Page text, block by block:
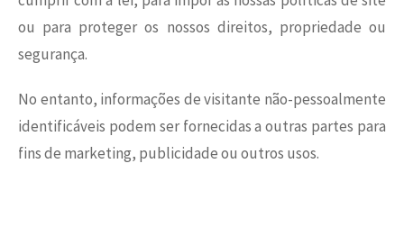
ou para proteger os nossos direitos, propriedade ou
segurança.
No entanto, informações de visitante não-pessoalmente
identificáveis podem ser fornecidas a outras partes para
fins de marketing, publicidade ou outros usos.